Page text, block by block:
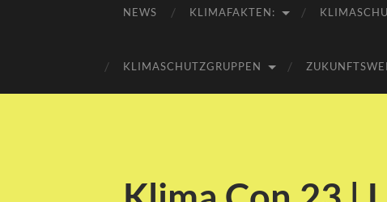
NEWS KLIMAFAKTEN:
KLIMASCHUTZGRUPPEN